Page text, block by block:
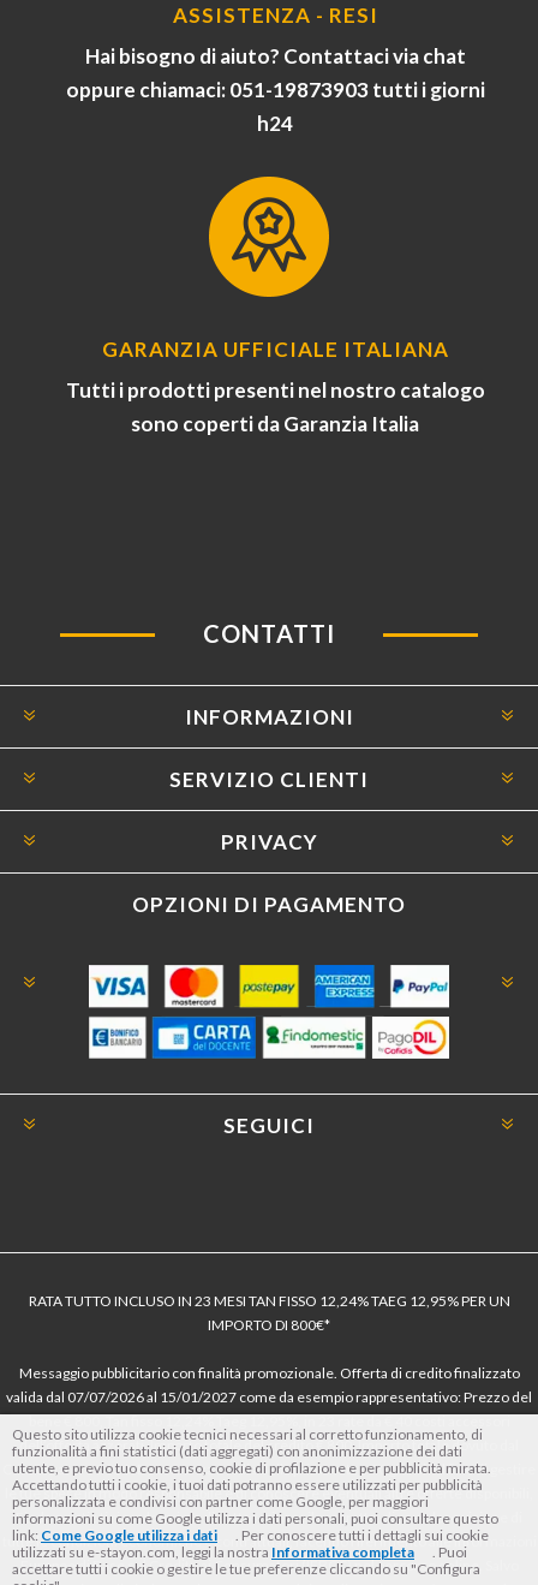
ASSISTENZA - RESI
Hai bisogno di aiuto? Contattaci via chat
oppure chiamaci: 051-19873903 tutti i giorni
h24
GARANZIA UFFICIALE ITALIANA
Tutti i prodotti presenti nel nostro catalogo
sono coperti da Garanzia Italia
CONTATTI
INFORMAZIONI
SERVIZIO CLIENTI
PRIVACY
OPZIONI DI PAGAMENTO
SEGUICI
RATA TUTTO INCLUSO IN 23 MESI TAN FISSO 12,24% TAEG 12,95% PER UN
IMPORTO DI 800€*
Messaggio pubblicitario con finalità promozionale. Offerta di credito finalizzato
valida dal 07/07/2026 al 15/01/2027 come da esempio rappresentativo: Prezzo del
bene € 800, Tan fisso 12,24% Taeg 12,95%, in 23 rate da € 40 costi accessori
dell’offerta azzerati. Importo totale del credito € 800. Importo totale dovuto dal
Consumatore € 920. Decorrenza media della prima rata a 90 giorni. Al fine di gestire
le tue spese in modo responsabile e di conoscere eventuali altre offerte disponibili,
Findomestic ti ricorda, prima di sottoscrivere il contratto, di prendere visione di
tutte le condizioni economiche e contrattuali, facendo riferimento alle Informazioni
Europee di Base sul Credito ai Consumatori (IEBCC) nel percorso online. Salvo
Questo sito utilizza cookie tecnici necessari al corretto funzionamento, di
funzionalità a fini statistici (dati aggregati) con anonimizzazione dei dati
utente, e previo tuo consenso, cookie di profilazione e per pubblicità mirata.
Accettando tutti i cookie, i tuoi dati potranno essere utilizzati per pubblicità
personalizzata e condivisi con partner come Google, per maggiori
informazioni su come Google utilizza i dati personali, puoi consultare questo
link: Come Google utilizza i dati
. Per conoscere tutti i dettagli sui cookie
utilizzati su e-stayon.com, leggi la nostra Informativa completa
. Puoi
accettare tutti i cookie o gestire le tue preferenze cliccando su "Configura